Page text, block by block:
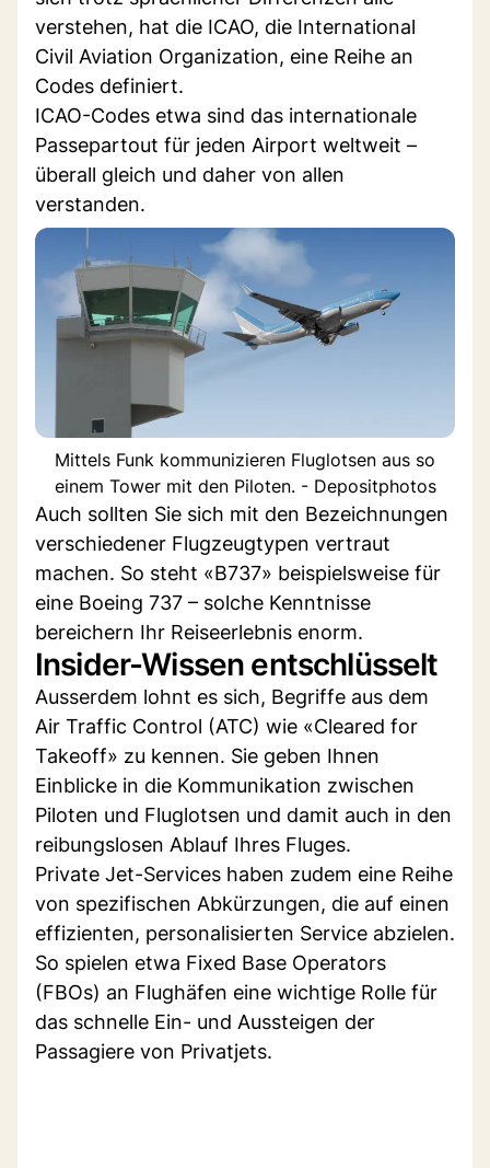
verstehen, hat die ICAO, die International
Civil Aviation Organization, eine Reihe an
Codes definiert.
ICAO-Codes etwa sind das internationale
Passepartout für jeden Airport weltweit –
überall gleich und daher von allen
verstanden.
Mittels Funk kommunizieren Fluglotsen aus so
einem Tower mit den Piloten. - Depositphotos
Auch sollten Sie sich mit den Bezeichnungen
verschiedener Flugzeugtypen vertraut
machen. So steht «B737» beispielsweise für
eine Boeing 737 – solche Kenntnisse
bereichern Ihr Reiseerlebnis enorm.
Insider-Wissen entschlüsselt
Ausserdem lohnt es sich, Begriffe aus dem
Air Traffic Control (ATC) wie «Cleared for
Takeoff» zu kennen. Sie geben Ihnen
Einblicke in die Kommunikation zwischen
Piloten und Fluglotsen und damit auch in den
reibungslosen Ablauf Ihres Fluges.
Private Jet-Services haben zudem eine Reihe
von spezifischen Abkürzungen, die auf einen
effizienten, personalisierten Service abzielen.
So spielen etwa Fixed Base Operators
(FBOs) an Flughäfen eine wichtige Rolle für
das schnelle Ein- und Aussteigen der
Passagiere von Privatjets.